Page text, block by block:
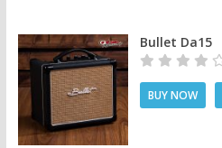
Bullet Da15
BUY NOW